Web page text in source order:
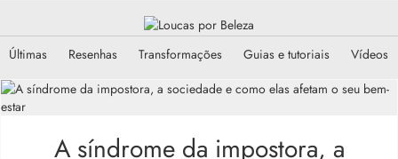
Últimas Resenhas Transformações Guias e tutoriais Vídeos
A síndrome da impostora, a